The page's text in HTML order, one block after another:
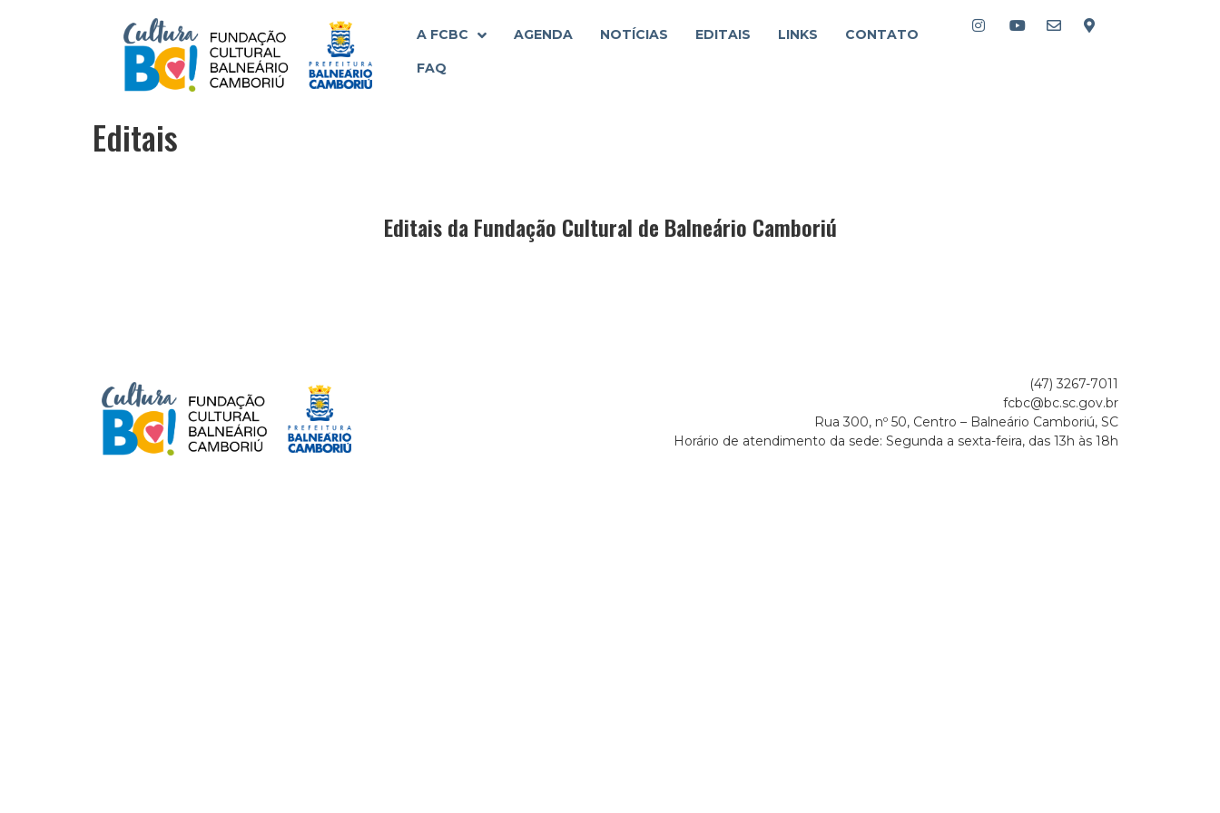
A FCBC AGENDA NOTÍCIAS EDITAIS LINKS CONTATO
FAQ
Editais
Editais da Fundação Cultural de Balneário Camboriú
(47) 3267-7011
fcbc@bc.sc.gov.br
Rua 300, nº 50, Centro – Balneário Camboriú, SC
Horário de atendimento da sede: Segunda a sexta-feira, das 13h às 18h